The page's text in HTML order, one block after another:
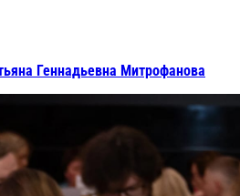
Геннадьевна Митрофанова